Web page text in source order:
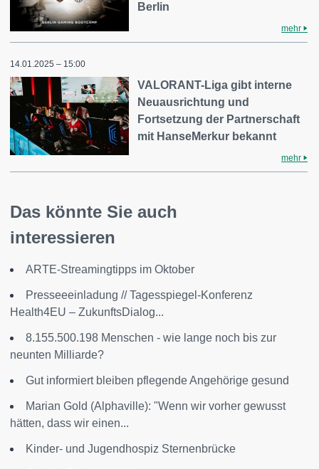
Berlin
mehr
14.01.2025 – 15:00
VALORANT-Liga gibt interne
Neuausrichtung und
Fortsetzung der Partnerschaft
mit HanseMerkur bekannt
mehr
Das könnte Sie auch
interessieren
ARTE-Streamingtipps im Oktober
Presseeeinladung // Tagesspiegel-Konferenz
Health4EU – ZukunftsDialog...
8.155.500.198 Menschen - wie lange noch bis zur
neunten Milliarde?
Gut informiert bleiben pflegende Angehörige gesund
Marian Gold (Alphaville): "Wenn wir vorher gewusst
hätten, dass wir einen...
Kinder- und Jugendhospiz Sternenbrücke